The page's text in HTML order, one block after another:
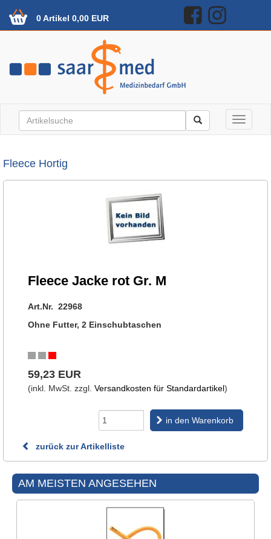
0 Artikel 0,00 EUR
Toggle
Fleece Hortig
Fleece Jacke rot Gr. M
Art.Nr. 22968
Ohne Futter, 2 Einschubtaschen
59,23 EUR
(inkl. MwSt. zzgl. Versandkosten für Standardartikel)
in den Warenkorb
zurück zur Artikelliste
AM MEISTEN ANGESEHEN